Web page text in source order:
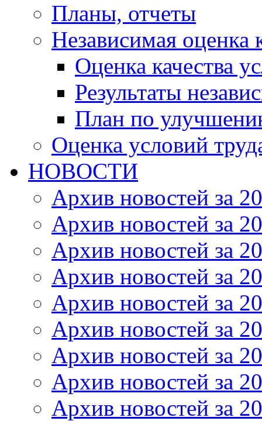
Планы, отчеты
Независимая оценка
Оценка качества
Результаты
План по
Оценка условий
НОВОСТИ
Архив новостей за
Архив новостей за
Архив новостей за
Архив новостей за
Архив новостей за
Архив новостей за
Архив новостей за
Архив новостей за
Архив новостей за